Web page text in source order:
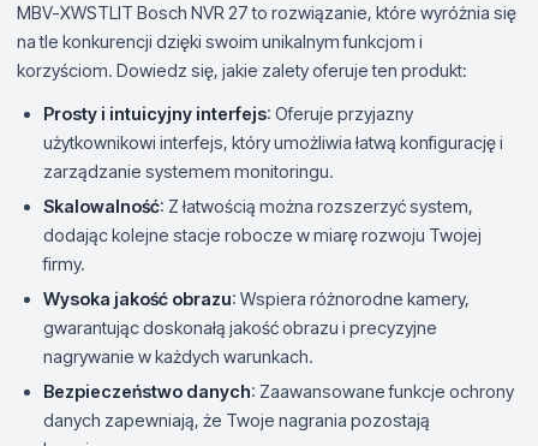
MBV-XWSTLIT Bosch NVR 27 to rozwiązanie, które wyróżnia się
na tle konkurencji dzięki swoim unikalnym funkcjom i
korzyściom. Dowiedz się, jakie zalety oferuje ten produkt:
Prosty i intuicyjny interfejs: Oferuje przyjazny
użytkownikowi interfejs, który umożliwia łatwą konfigurację i
zarządzanie systemem monitoringu.
Skalowalność: Z łatwością można rozszerzyć system,
dodając kolejne stacje robocze w miarę rozwoju Twojej
firmy.
Wysoka jakość obrazu: Wspiera różnorodne kamery,
gwarantując doskonałą jakość obrazu i precyzyjne
nagrywanie w każdych warunkach.
Bezpieczeństwo danych: Zaawansowane funkcje ochrony
danych zapewniają, że Twoje nagrania pozostają